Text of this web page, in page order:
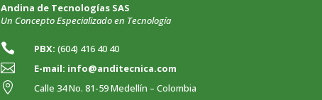
Andina de Tecnologías SAS
Un Concepto Especializado en Tecnología
 PBX: (604) 416 40 40
 E-mail: info@anditecnica.com
 Calle 34 No. 81-59 Medellín – Colombia